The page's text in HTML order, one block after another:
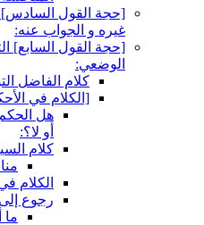
[حجة القول السادس‏]
غيره و الجواب عنه:
[حجة القول السابع‏]
الوضعي:
كلام الفاضل
[الكلام في
هل الحكم
أو لا؟:
كلام
الكلام في
رجوع إلى
ما